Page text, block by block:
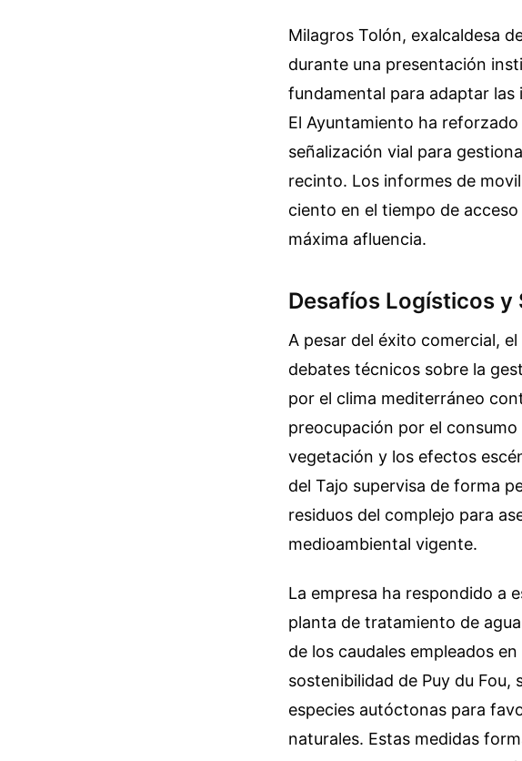
Milagros Tolón, exalcaldesa
durante una presentación
fundamental para adaptar
El Ayuntamiento ha
señalización vial para
recinto. Los informes de
ciento en el tiempo de
máxima afluencia.
Desafíos Logísticos
A pesar del éxito comercial,
debates técnicos sobre la
por el clima mediterráneo
preocupación por el
vegetación y los efectos
del Tajo supervisa de forma
residuos del complejo para
medioambiental vigente.
La empresa ha respondido a
planta de tratamiento de
de los caudales empleados
sostenibilidad de Puy du
especies autóctonas para
naturales. Estas medidas